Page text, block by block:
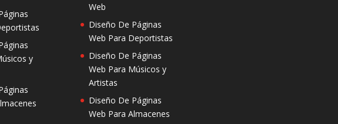
y
Web
Diseño De Páginas
Web Para Deportistas
Diseño De Páginas
Web Para Músicos y
Artistas
Diseño De Páginas
Web Para Almacenes